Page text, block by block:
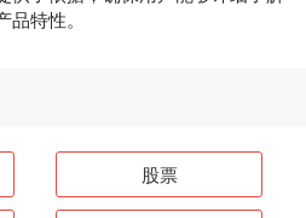
特性。
股票